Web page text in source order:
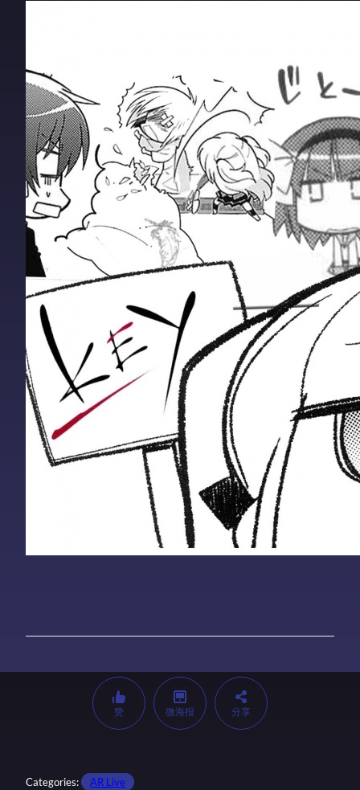
赞 微海报 分享
Categories: AR Live